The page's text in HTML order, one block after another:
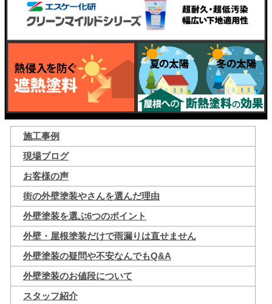
施工事例
現場ブログ
お客様の声
街の外壁塗装やさんを選んだ理由
外壁塗装を選ぶ6つのポイント
外壁・屋根塗装だけで雨漏りは直せません
外壁塗装の疑問や不安なんでもQ&A
外壁塗装のお値段について
スタッフ紹介